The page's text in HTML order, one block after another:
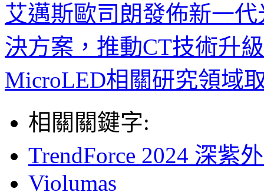
艾邁斯歐司朗發佈新一
決方案，推動CT技術升級
MicroLED相關研究領域
相關關鍵字:
TrendForce 2024 深紫
Violumas